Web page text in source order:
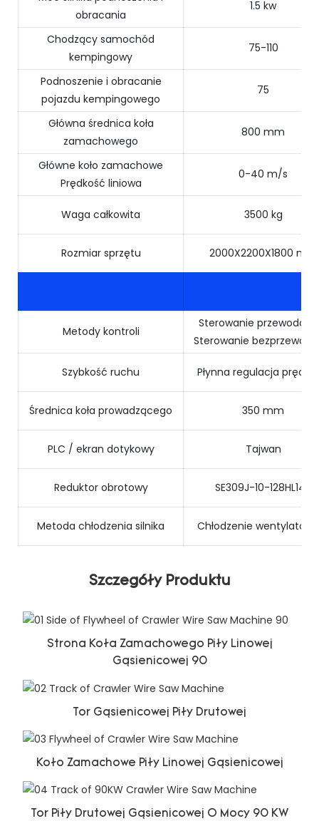
obracania
1.5 kw
Chodzący samochód
kempingowy
75-110
Podnoszenie i obracanie
pojazdu kempingowego
75
Główna średnica koła
zamachowego
800 mm
Główne koło zamachowe
Prędkość liniowa
0-40 m/s
Waga całkowita 3500 kg
Rozmiar sprzętu 2000X2200X1800 mm
Metody kontroli
Sterowanie
Sterowanie
Szybkość ruchu Płynna regulacja
Średnica koła prowadzącego 350 mm
PLC / ekran dotykowy Tajwan
Reduktor obrotowy SE309J-10-128HL140
Metoda chłodzenia silnika Chłodzenie
Szczegóły Produktu
Strona Koła Zamachowego Piły Linowej
Gąsienicowej 90
Tor Gąsienicowej Piły Drutowej
Koło Zamachowe Piły Linowej Gąsienicowej
Tor Piły Drutowej Gąsienicowej O Mocy 90 KW